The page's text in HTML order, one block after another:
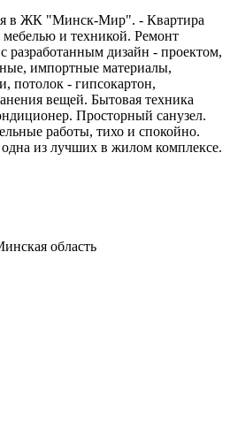
в ЖК "Минск-Мир". - Квартира
и техникой. Ремонт
разработанным дизайн - проектом,
импортные материалы,
потолок - гипсокартон,
вещей. Бытовая техника
Просторный санузел.
работы, тихо и спокойно.
из лучших в жилом комплексе.
область